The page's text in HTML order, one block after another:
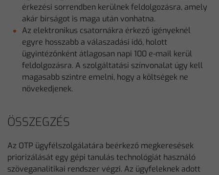
érkezési sorrendben kerülnek feldolgozásra, amely
akár bírságot is maga után vonhatna.
Az elektronikus csatornákra érkező igényeknél
egyre hosszabb a válaszadási idő, holott
ügyintézőnként átlagosan napi 100 e-mail kerül
feldolgozásra. A szolgáltatási színvonalat úgy kell
magasabb szintre emelni, hogy a költségek ne
növekedjenek.
ÖSSZEGZÉS
Az OTP ügyfélszolgálatára beérkező megkeresések
priorizálását egy gépi tanulás technológiát használó
szöveganalitikai rendszer végzi. Az ügyfeleknek adott